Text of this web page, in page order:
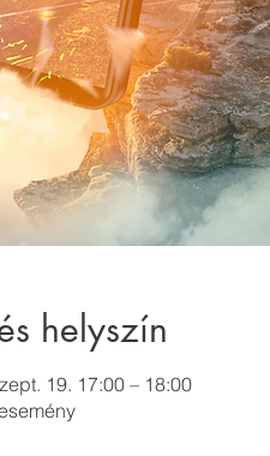
helyszín
19. 17:00 – 18:00